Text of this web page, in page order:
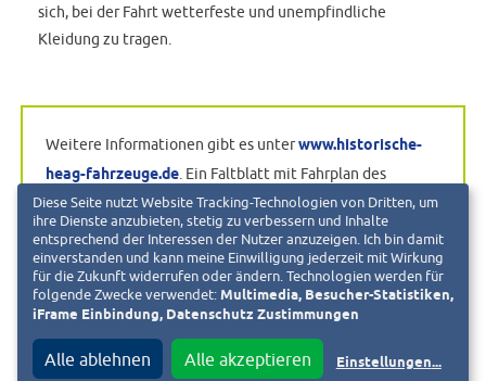
sich, bei der Fahrt wetterfeste und unempfindliche
Kleidung zu tragen.
Weitere Informationen gibt es unterwww.historische-
heag-fahrzeuge.de. Ein Faltblatt mit Fahrplan des
Feurigen Elias ist im Kundenzentrum der HEAG mobilo
am Luisenplatz erhältlich
Diese Seite nutzt Website Tracking-Technologien von Dritten, um
ihre Dienste anzubieten, stetig zu verbessern und Inhalte
entsprechend der Interessen der Nutzer anzuzeigen. Ich bin damit
einverstanden und kann meine Einwilligung jederzeit mit Wirkung
für die Zukunft widerrufen oder ändern. Technologien werden für
folgende Zwecke verwendet: Multimedia, Besucher-Statistiken,
iFrame Einbindung, Datenschutz Zustimmungen
Alle ablehnen Alle akzeptieren Einstellungen...